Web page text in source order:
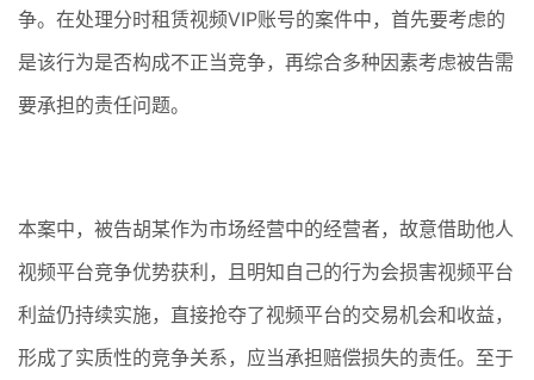
争。在处理分时租赁视频VIP账号的案件中，首先要考虑的
是该行为是否构成不正当竞争，再综合多种因素考虑被告需
要承担的责任问题。
本案中，被告胡某作为市场经营中的经营者，故意借助他人
视频平台竞争优势获利，且明知自己的行为会损害视频平台
利益仍持续实施，直接抢夺了视频平台的交易机会和收益，
形成了实质性的竞争关系，应当承担赔偿损失的责任。至于